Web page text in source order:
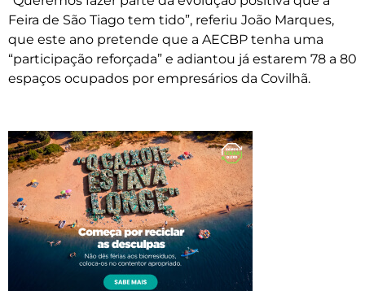
Feira de São Tiago tem tido”, referiu João Marques,
que este ano pretende que a AECBP tenha uma
“participação reforçada” e adiantou já estarem 78 a 80
espaços ocupados por empresários da Covilhã.